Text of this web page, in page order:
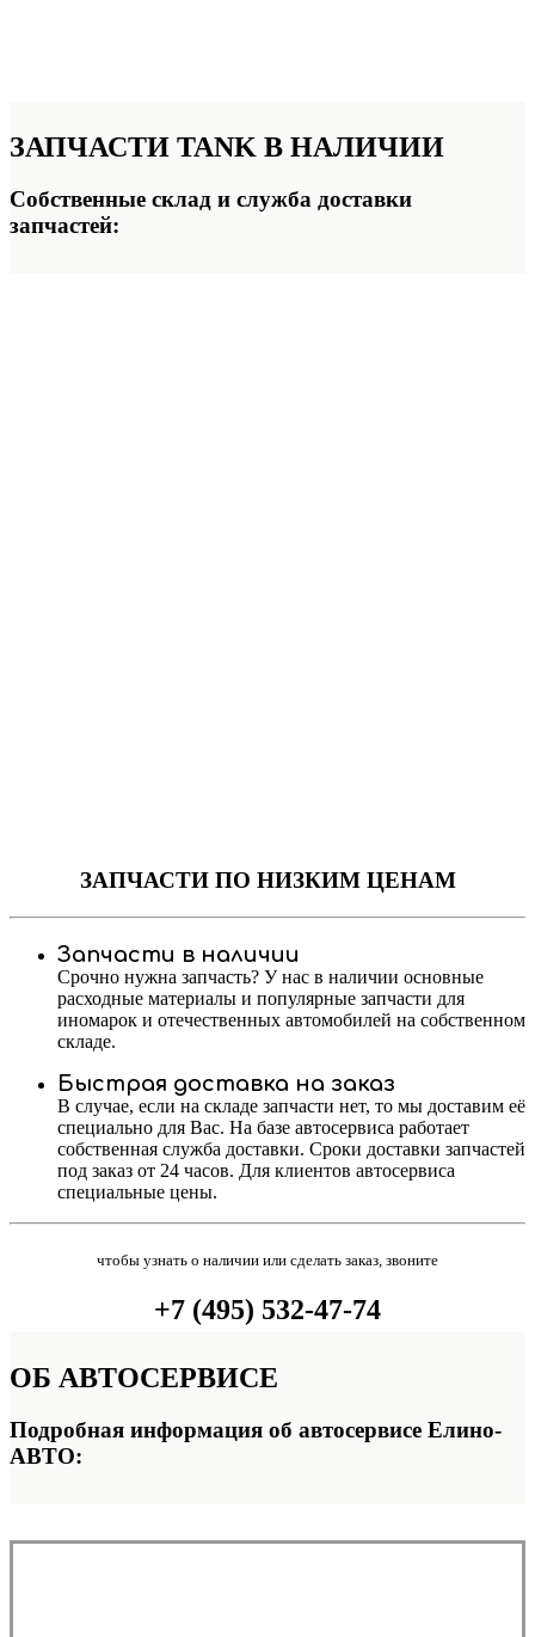
ЗАПЧАСТИ TANK В НАЛИЧИИ
Собственные склад и служба доставки
запчастей:
ЗАПЧАСТИПО НИЗКИМ ЦЕНАМ
Запчасти в наличии
Срочно нужна запчасть? У нас в наличии основные
расходные материалы и популярные запчасти для
иномарок и отечественных автомобилей на собственном
складе.
Быстрая доставка на заказ
В случае, если на складе запчасти нет, то мы доставим её
специально для Вас. На базе автосервиса работает
собственная служба доставки. Сроки доставки запчастей
под заказ от 24 часов. Для клиентов автосервиса
специальные цены.
чтобы узнать о наличии или сделать заказ, звоните
+7 (495) 532-47-74
ОБ АВТОСЕРВИСЕ
Подробная информация об автосервисе Елино-
АВТО: